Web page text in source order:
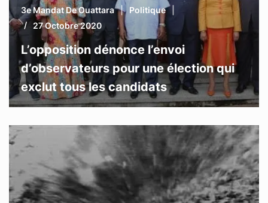
3e Mandat De Ouattara
Politique
27 Octobre 2020
L’opposition dénonce l’envoi
d’observateurs pour une élection qui
exclut tous les candidats